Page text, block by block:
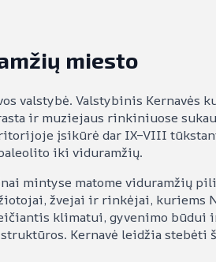
miesto
valstybė. Valstybinis Kernavės
ir muziejaus rinkiniuose
įsikūrė dar IX–VIII
iki viduramžių.
mintyse matome viduramžių
žvejai ir rinkėjai, kuriems
klimatui, gyvenimo būdui
Kernavė leidžia stebėti